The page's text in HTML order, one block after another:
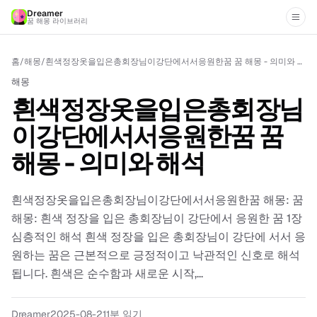
Dreamer
꿈 해몽 라이브러리
홈/해몽/ 흰색정장옷을입은총회장님이강단에서서응원한꿈 꿈 해몽 - 의미와 해석
해몽
흰색정장옷을입은총회장님
이강단에서서응원한꿈 꿈
해몽 - 의미와 해석
흰색정장옷을입은총회장님이강단에서서응원한꿈 해몽: 꿈
해몽: 흰색 정장을 입은 총회장님이 강단에서 응원한 꿈 1장
심층적인 해석 흰색 정장을 입은 총회장님이 강단에 서서 응
원하는 꿈은 근본적으로 긍정적이고 낙관적인 신호로 해석
됩니다. 흰색은 순수함과 새로운 시작,...
Dreamer2025-08-211분 읽기